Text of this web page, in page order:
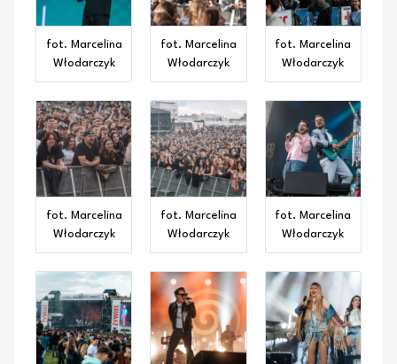
fot. Marcelina
Włodarczyk
fot. Marcelina
Włodarczyk
fot. Marcelina
Włodarczyk
fot. Marcelina
Włodarczyk
fot. Marcelina
Włodarczyk
fot. Marcelina
Włodarczyk